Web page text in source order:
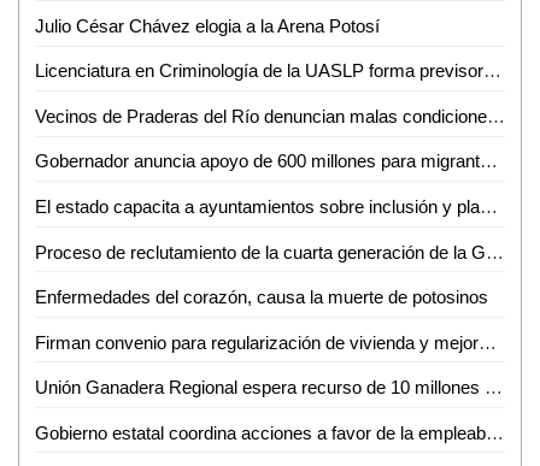
Julio César Chávez elogia a la Arena Potosí
Licenciatura en Criminología de la UASLP forma previsores de violencia y estrategas de convivencia pacífica
Vecinos de Praderas del Río denuncian malas condiciones en viviendas y calles del sector
Gobernador anuncia apoyo de 600 millones para migrantes deportados a través de SIFIDE
El estado capacita a ayuntamientos sobre inclusión y planes de desarrollo
Proceso de reclutamiento de la cuarta generación de la Guardia Civil estatal genera gran aceptación
Enfermedades del corazón, causa la muerte de potosinos
Firman convenio para regularización de vivienda y mejora habitacional en Ciudad Valles
Unión Ganadera Regional espera recurso de 10 millones de pesos para apoyar a productores
Gobierno estatal coordina acciones a favor de la empleabilidad en SLP